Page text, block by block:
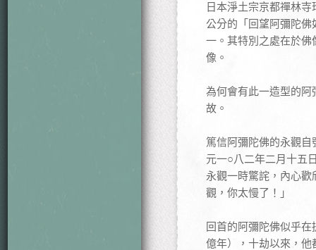
日本淨土宗京都禪林
公分的「回望阿彌陀
一。其特別之處在於
像。
為何會有此一造型的阿
故。
篤信阿彌陀佛的永觀
元一○八二年二月十五
永觀一時驚詫，內心
觀，你太慢了！」
回首的阿彌陀佛似乎
億年），十劫以來，